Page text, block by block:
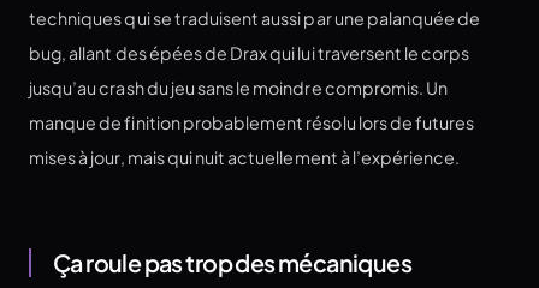
techniques qui se traduisent aussi par une palanquée de
bug, allant des épées de Drax qui lui traversent le corps
jusqu’au crash du jeu sans le moindre compromis. Un
manque de finition probablement résolu lors de futures
mises à jour, mais qui nuit actuellement à l’expérience.
Ça roule pas trop des mécaniques